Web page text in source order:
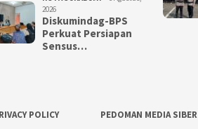
2026
Diskumindag-BPS
Perkuat Persiapan
Sensus…
POLICY PEDOMAN MEDIA SIBER